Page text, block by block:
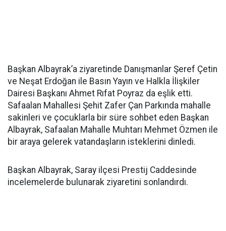
Başkan Albayrak’a ziyaretinde Danışmanlar Şeref Çetin
ve Neşat Erdoğan ile Basın Yayın ve Halkla İlişkiler
Dairesi Başkanı Ahmet Rıfat Poyraz da eşlik etti.
Safaalan Mahallesi Şehit Zafer Çan Parkında mahalle
sakinleri ve çocuklarla bir süre sohbet eden Başkan
Albayrak, Safaalan Mahalle Muhtarı Mehmet Özmen ile
bir araya gelerek vatandaşların isteklerini dinledi.
Başkan Albayrak, Saray ilçesi Prestij Caddesinde
incelemelerde bulunarak ziyaretini sonlandırdı.